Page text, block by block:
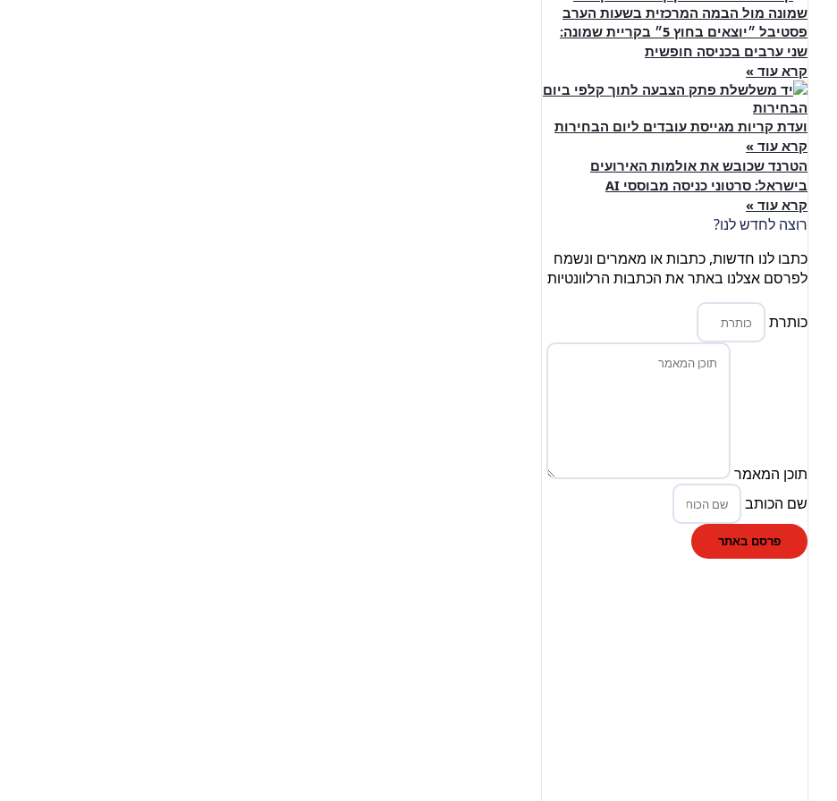
פסטיבל ״יוצאים בחוץ 5״ בקריית שמונה:
שני ערבים בכניסה חופשית
קרא עוד »
ועדת קריות מגייסת עובדים ליום הבחירות
קרא עוד »
הטרנד שכובש את אולמות האירועים
בישראל: סרטוני כניסה מבוססי AI
קרא עוד »
רוצה לחדש לנו?
כתבו לנו חדשות, כתבות או מאמרים ונשמח
לפרסם אצלנו באתר את הכתבות הרלוונטיות
כותרת
תוכן המאמר
שם הכותב
פרסם באתר